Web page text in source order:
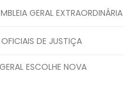
GERAL EXTRAORDINÁRIA
DE JUSTIÇA
ESCOLHE NOVA